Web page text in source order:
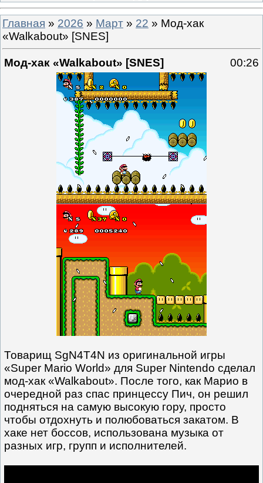
Главная » 2026 » Март » 22 » Мод-хак
«Walkabout» [SNES]
Мод-хак «Walkabout» [SNES] 00:26
Товарищ SgN4T4N из оригинальной игры
«Super Mario World» для Super Nintendo сделал
мод-хак «Walkabout». После того, как Марио в
очередной раз спас принцессу Пич, он решил
подняться на самую высокую гору, просто
чтобы отдохнуть и полюбоваться закатом. В
хаке нет боссов, использована музыка от
разных игр, групп и исполнителей.